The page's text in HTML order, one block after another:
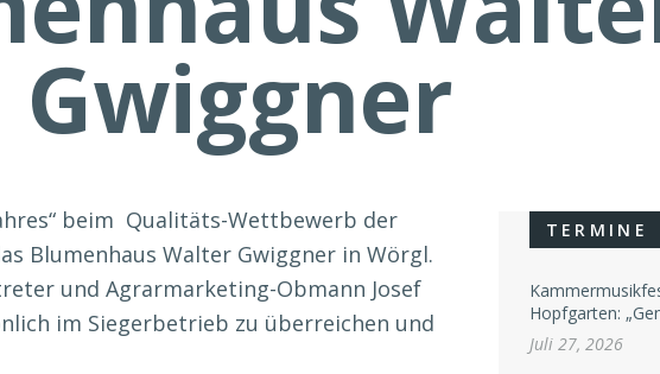
Gwiggner
beim Qualitäts-Wettbewerb der
Blumenhaus Walter Gwiggner in Wörgl.
und Agrarmarketing-Obmann Josef
im Siegerbetrieb zu überreichen und
TERMINE
Hopfgarten:
Juli 27, 2026